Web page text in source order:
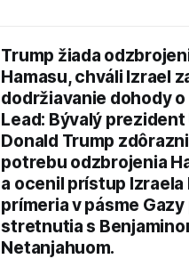
Trump žiada
Hamasu, chváli Izrael
dodržiavanie dohody
Lead: Bývalý prezident
Donald Trump
potrebu odzbrojenia
a ocenil prístup Izraela
prímeria v pásme Gazy
stretnutia s
Netanjahuom.